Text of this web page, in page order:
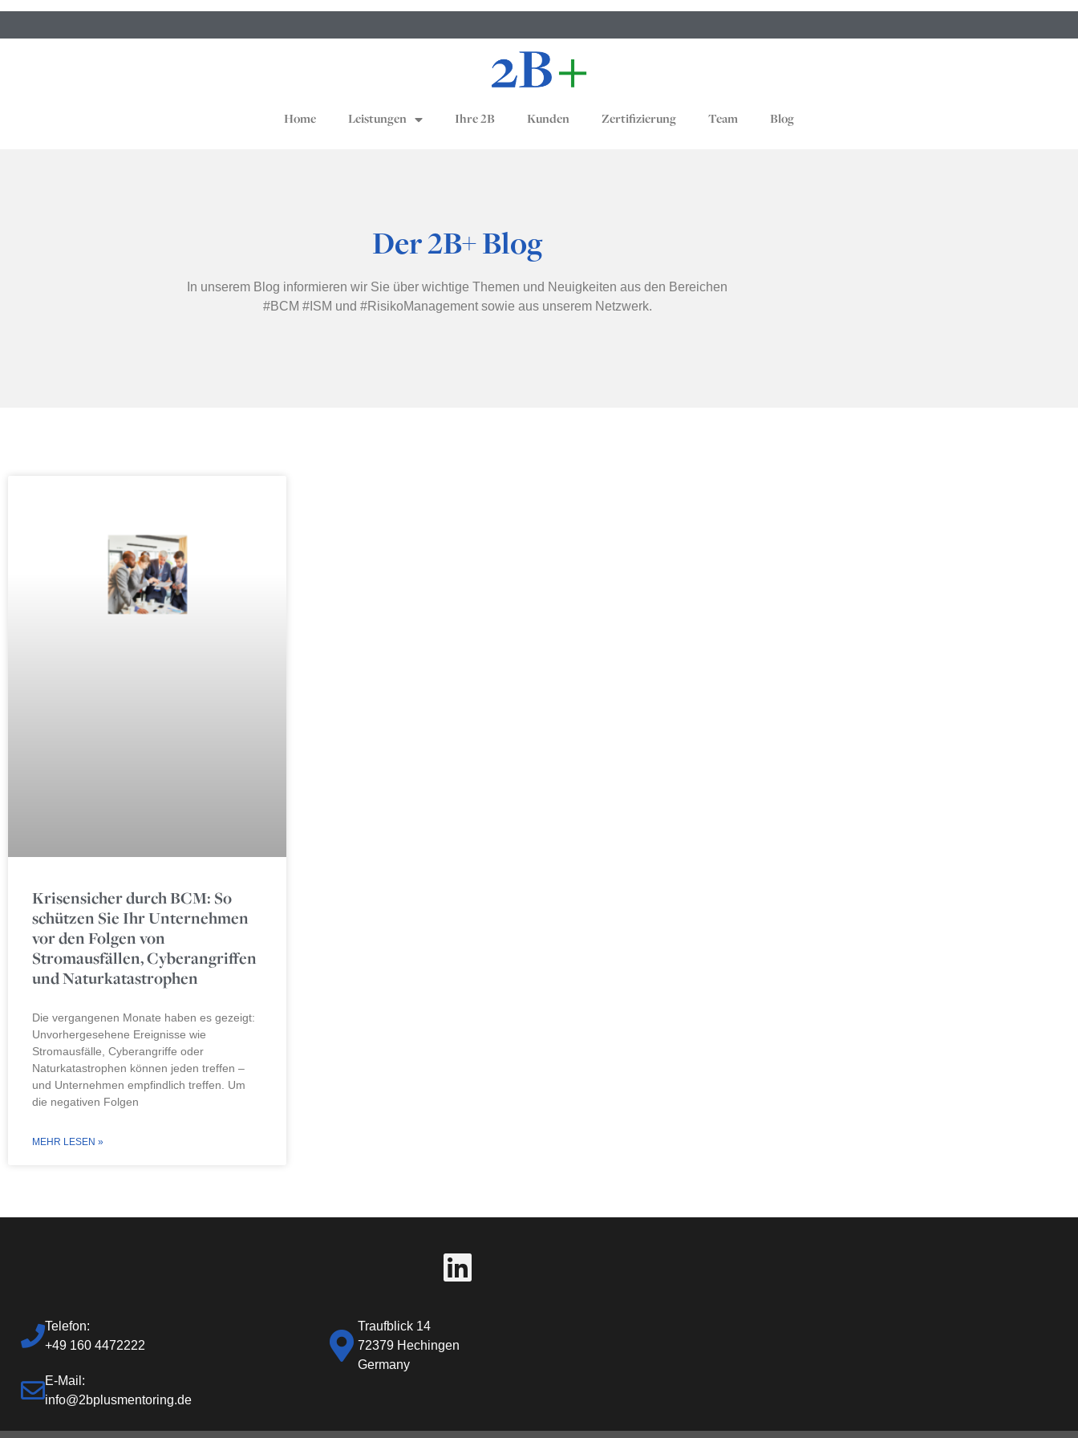
Home Leistungen Ihre 2B Kunden Zertifizierung Team Blog
Der 2B+ Blog
In unserem Blog informieren wir Sie über wichtige Themen und Neuigkeiten aus den Bereichen
#BCM #ISM und #RisikoManagement sowie aus unserem Netzwerk.
Krisensicher durch BCM: So
schützen Sie Ihr Unternehmen
vor den Folgen von
Stromausfällen, Cyberangriffen
und Naturkatastrophen
Die vergangenen Monate haben es gezeigt:
Unvorhergesehene Ereignisse wie
Stromausfälle, Cyberangriffe oder
Naturkatastrophen können jeden treffen –
und Unternehmen empfindlich treffen. Um
die negativen Folgen
MEHR LESEN »
Telefon:
+49 160 4472222
E-Mail:
info@2bplusmentoring.de
Traufblick 14
72379 Hechingen
Germany